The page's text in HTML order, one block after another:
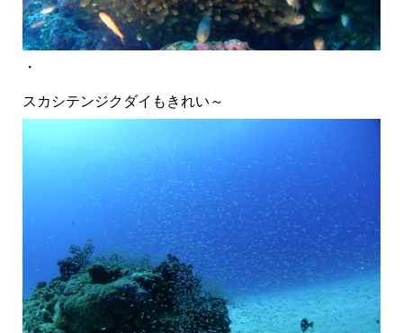
・
スカシテンジクダイもきれい～